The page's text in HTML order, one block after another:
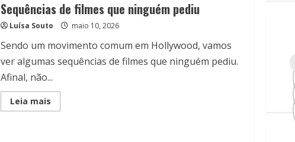
Sequências de filmes que ninguém pediu
Luísa Souto maio 10, 2026
Sendo um movimento comum em Hollywood, vamos
ver algumas sequências de filmes que ninguém pediu.
Afinal, não...
Leia maisRead
more